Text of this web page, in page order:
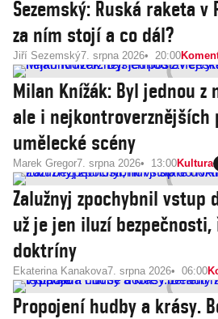
Sezemský: Ruská raketa v
za ním stojí a co dál?
Jiří Sezemský7. srpna 2026 20:00
Milan Knížák: Byl jednou z
ale i nejkontroverznějších
umělecké scény
Marek Gregor7. srpna 2026 13:00Kultura
Zalužnyj zpochybnil vstup
už je jen iluzí
doktríny
Ekaterina Kanakova7. srpna 2026 06:00
Propojení hudby a krásy.